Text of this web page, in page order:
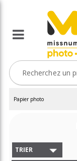
Papier photo
TRIER